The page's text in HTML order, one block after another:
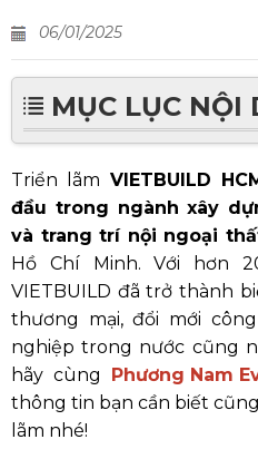
06/01/2025
MỤC LỤC NỘI
Triển lãm VIETBUILD
đầu trong ngành xây
và trang trí nội ngoại
Hồ Chí Minh. Với hơn
VIETBUILD đã trở thành
thương mại, đổi mới
nghiệp trong nước cũng
hãy cùng Phương Nam
thông tin bạn cần biết
lãm nhé!